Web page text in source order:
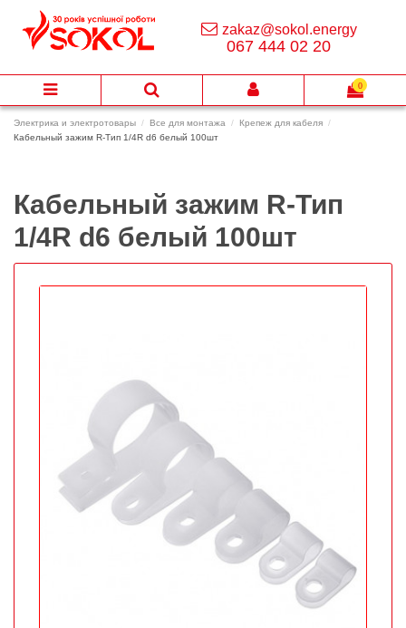
Электрика и электротовары Все для монтажа
Крепеж для кабеля
Кабельный зажим R-Тип 1/4R d6 белый 100шт
Кабельный зажим R-Тип
1/4R d6 белый 100шт
zakaz@sokol.energy
067 444 02 20
0